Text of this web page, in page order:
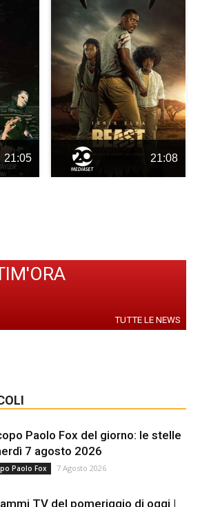
21:05 21:08
TUTTE LE NEWS
Paolo Fox del giorno: le stelle
7 agosto 2026
Paolo Fox 7 Agosto 2026
TV del pomeriggio di oggi |